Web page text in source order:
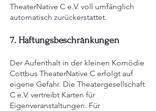
TheaterNative C e.V. voll umfänglich
automatisch zurückerstattet.
7. Haftungsbeschränkungen
Der Aufenthalt in der kleinen Komödie
Cottbus TheaterNative C erfolgt auf
eigene Gefahr. Die Theatergesellschaft
C e.V. vertreibt Karten für
Eigenveranstaltungen. Für